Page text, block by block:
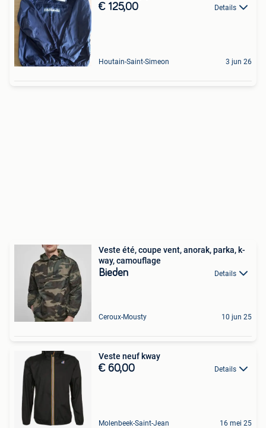
€ 125,00 Details
Houtain-Saint-Simeon 3 jun 26
Veste été, coupe vent, anorak, parka, k-
way, camouflage
Bieden Details
Ceroux-Mousty 10 jun 25
Veste neuf kway
€ 60,00 Details
Molenbeek-Saint-Jean 16 mei 25